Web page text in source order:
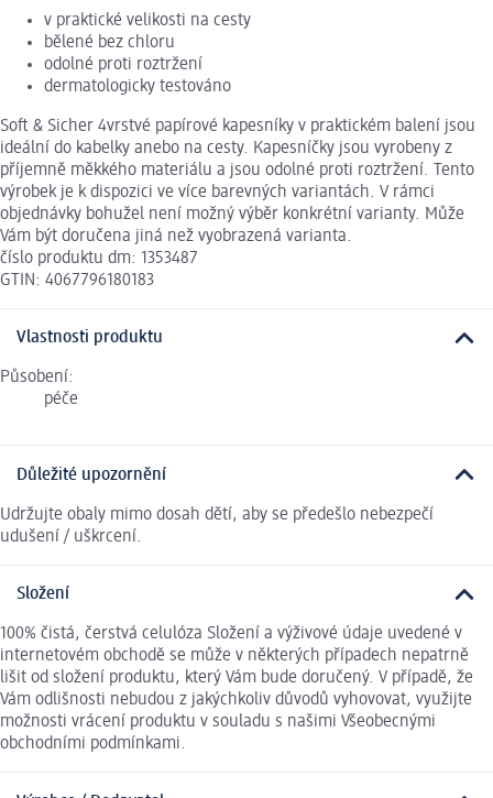
v praktické velikosti na cesty
bělené bez chloru
odolné proti roztržení
dermatologicky testováno
Soft & Sicher 4vrstvé papírové kapesníky v praktickém balení jsou
ideální do kabelky anebo na cesty. Kapesníčky jsou vyrobeny z
příjemně měkkého materiálu a jsou odolné proti roztržení. Tento
výrobek je k dispozici ve více barevných variantách. V rámci
objednávky bohužel není možný výběr konkrétní varianty. Může
Vám být doručena jiná než vyobrazená varianta.
číslo produktu dm: 1353487
GTIN: 4067796180183
Vlastnosti produktu
Působení:
péče
Důležité upozornění
Udržujte obaly mimo dosah dětí, aby se předešlo nebezpečí
udušení / uškrcení.
Složení
100% čistá, čerstvá celulóza Složení a výživové údaje uvedené v
internetovém obchodě se může v některých případech nepatrně
lišit od složení produktu, který Vám bude doručený. V případě, že
Vám odlišnosti nebudou z jakýchkoliv důvodů vyhovovat, využijte
možnosti vrácení produktu v souladu s našimi Všeobecnými
obchodními podmínkami.